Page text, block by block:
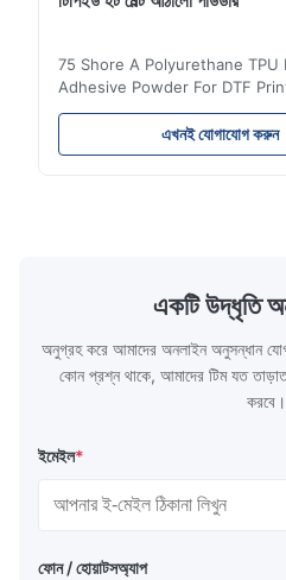
75 Shore A Polyurethane TPU
Adhesive Powder For DTF
Powder Technical Parameters
Parameters ( reference only)
110-130℃ Press 0.5-1.5 kg/
এখনই যোগাযোগ করুন
একটি উদ্ধৃতি
অনুগ্রহ করে আমাদের অনলাইন অনুসন্ধান
কোন প্রশ্ন থাকে, আমাদের টিম যত
করবে।
ইমেইল*
ফোন / হোয়াটসঅ্যাপ